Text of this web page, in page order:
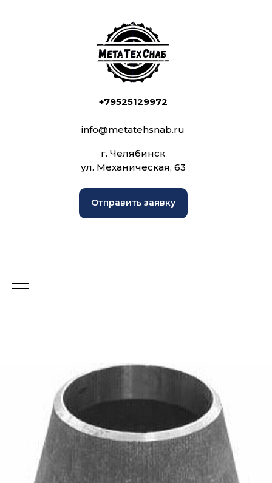
+79525129972
info@metatehsnab.ru
г. Челябинск
ул. Механическая, 63
Отправить заявку